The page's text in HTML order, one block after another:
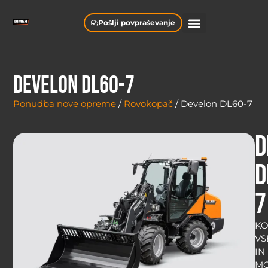
Pošlji povpraševanje
Develon DL60-7
Ponudba nove opreme / Rovokopač / Develon DL60-7
7
IN